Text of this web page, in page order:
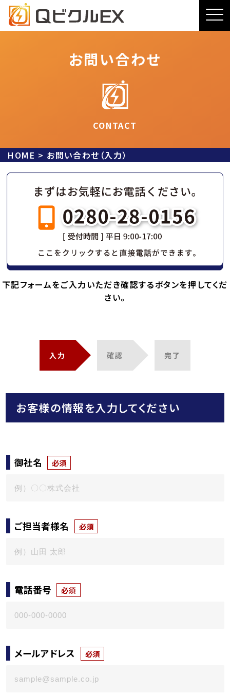
お問い合わせ
CONTACT
HOME > お問い合わせ（入力）
下記フォームをご入力いただき確認するボタンを押してくだ
さい。
入力 確認 完了
お客様の情報を入力してください
御社名 必須
ご担当者様名 必須
電話番号 必須
メールアドレス 必須